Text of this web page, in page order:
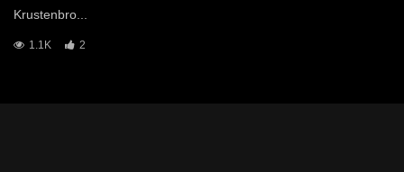
Krustenbro...
1.1K 2